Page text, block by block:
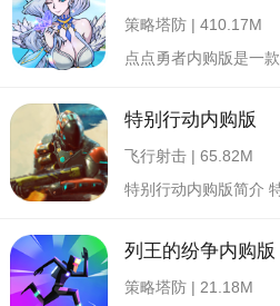
策略塔防 | 410.17M
特别行动内购版
飞行射击 | 65.82M
列王的纷争内购版
策略塔防 | 21.18M